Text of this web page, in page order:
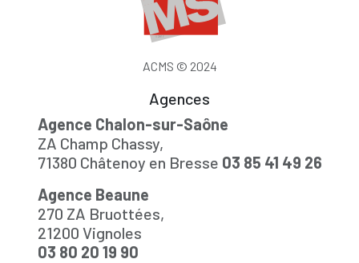
ACMS © 2024
Agences
Agence Chalon-sur-Saône
ZA Champ Chassy,
71380 Châtenoy en Bresse 03 85 41 49 26
Agence Beaune
270 ZA Bruottées,
21200 Vignoles
03 80 20 19 90